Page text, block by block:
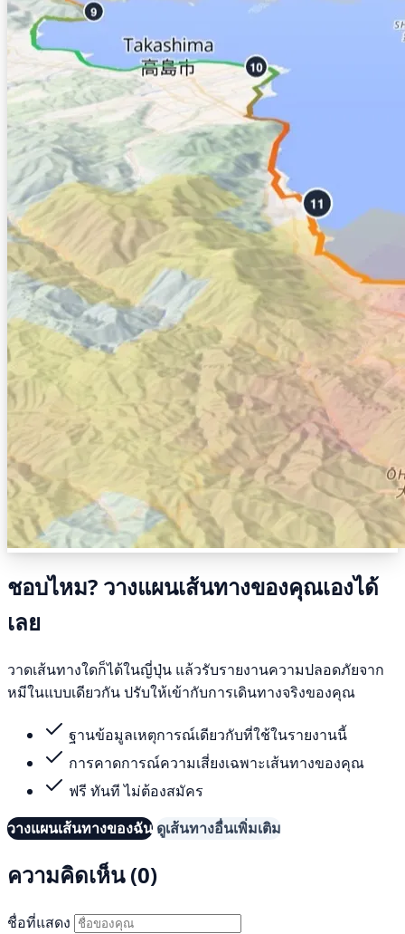
ชอบไหม? วางแผนเส้นทางของคุณเองได้
เลย
วาดเส้นทางใดก็ได้ในญี่ปุ่น แล้วรับรายงานความปลอดภัยจาก
หมีในแบบเดียวกัน ปรับให้เข้ากับการเดินทางจริงของคุณ
ฐานข้อมูลเหตุการณ์เดียวกับที่ใช้ในรายงานนี้
การคาดการณ์ความเสี่ยงเฉพาะเส้นทางของคุณ
ฟรี ทันที ไม่ต้องสมัคร
วางแผนเส้นทางของฉัน ดูเส้นทางอื่นเพิ่มเติม
ความคิดเห็น (0)
ชื่อที่แสดง